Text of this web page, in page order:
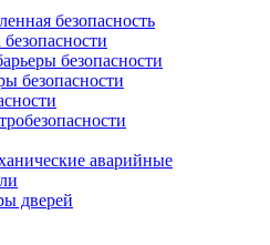
безопасность
безопасности
безопасности
аварийные
дверей